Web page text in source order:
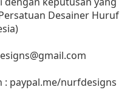
Desainer Huruf
: paypal.me/nurfdesigns